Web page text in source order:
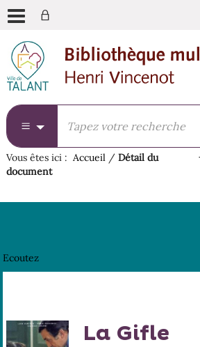
menu
contenu
recherche
Vous êtes ici : Accueil / Détail du
document
Ecoutez
La Gifle